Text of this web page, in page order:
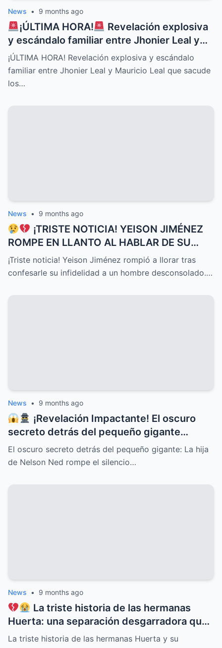
News • 9 months ago
¡ÚLTIMA HORA!
Revelación explosiva
y escándalo familiar entre Jhonier Leal y
Mauricio Leal que sacude los cimientos de
su historia personal, secretos ocultos y
conflictos desgarradores que nadie
¡ÚLTIMA HORA! Revelación explosiva y escándalo
familiar entre Jhonier Leal y Mauricio Leal que sacude
los…
News • 9 months ago
¡TRISTE NOTICIA! YEISON JIMÉNEZ
ROMPE EN LLANTO AL HABLAR DE SU
DELICADO ESTADO DE SALUD HOY, UNA
CONFESIÓN QUE HA CONMOVIDO A
¡Triste noticia! Yeison Jiménez rompió a llorar tras
confesarle su infidelidad a un hombre desconsolado.…
News • 9 months ago
¡Revelación Impactante! El oscuro
secreto detrás del pequeño gigante
Nelson Ned sale a la luz cuando su hija
rompe el silencio y deja al mundo en shock
El oscuro secreto detrás del pequeño gigante: La hija
de Nelson Ned rompe el silencio…
News • 9 months ago
La triste historia de las hermanas
Huerta: una separación desgarradora que
nadie vio venir, conflictos familiares
La triste historia de las hermanas Huerta y su